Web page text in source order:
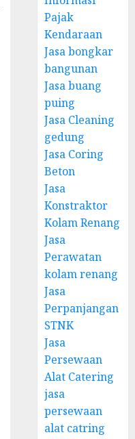
Pajak
Kendaraan
Jasa bongkar
bangunan
Jasa buang
puing
Jasa Cleaning
gedung
Jasa Coring
Beton
Jasa
Konstraktor
Kolam Renang
Jasa
Perawatan
kolam renang
Jasa
Perpanjangan
STNK
Jasa
Persewaan
Alat Catering
jasa
persewaan
alat catring